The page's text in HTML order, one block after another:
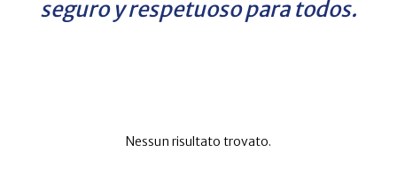
seguro y respetuoso para todos.
Nessun risultato trovato.